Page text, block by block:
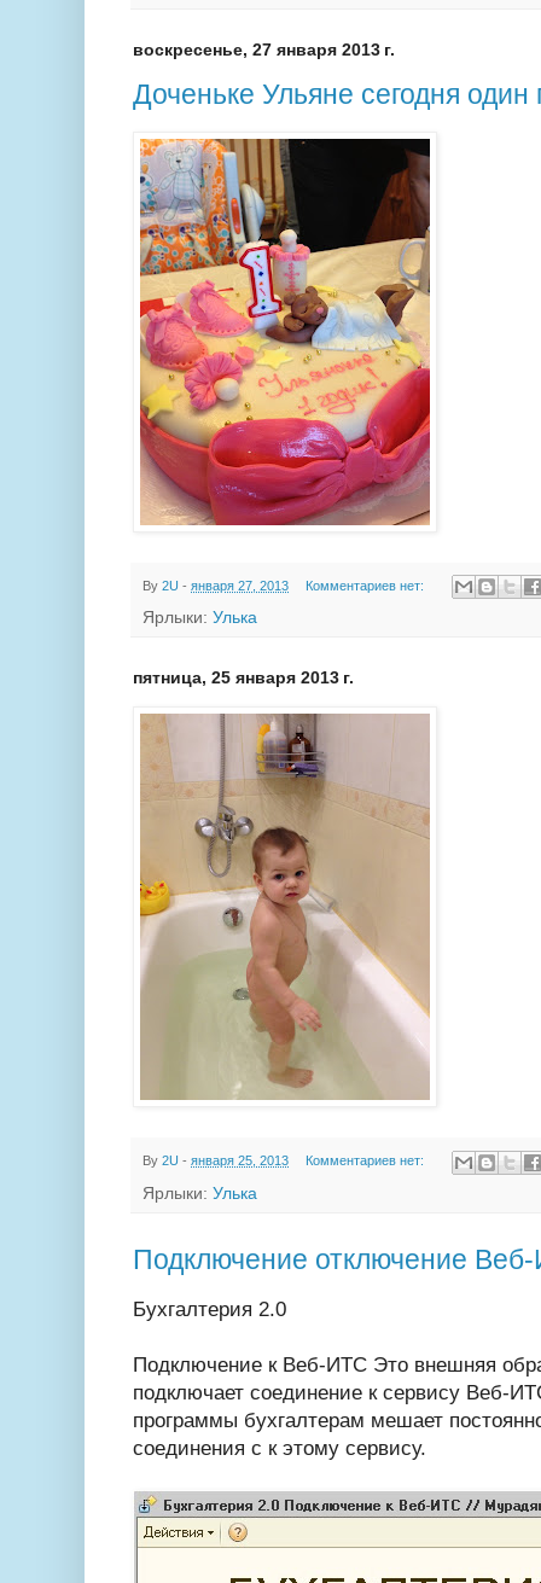
воскресенье, 27 января 2013 г.
Доченьке Ульяне сегодня один
By 2U - января 27, 2013 Комментариев нет:
Ярлыки: Улька
пятница, 25 января 2013 г.
By 2U - января 25, 2013 Комментариев нет:
Ярлыки: Улька
Подключение отключение
Бухгалтерия 2.0
Подключение к Веб-ИТС Это внешняя
подключает соединение к сервису Веб-
программы бухгалтерам мешает
соединения с к этому сервису.